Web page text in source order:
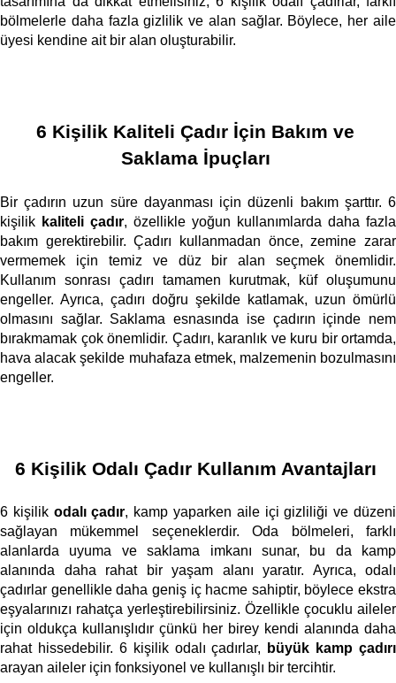
bölmelerle daha fazla gizlilik ve alan sağlar. Böylece, her aile
üyesi kendine ait bir alan oluşturabilir.
6 Kişilik Kaliteli Çadır İçin Bakım ve
Saklama İpuçları
Bir çadırın uzun süre dayanması için düzenli bakım şarttır. 6
kişilik kaliteli çadır, özellikle yoğun kullanımlarda daha fazla
bakım gerektirebilir. Çadırı kullanmadan önce, zemine zarar
vermemek için temiz ve düz bir alan seçmek önemlidir.
Kullanım sonrası çadırı tamamen kurutmak, küf oluşumunu
engeller. Ayrıca, çadırı doğru şekilde katlamak, uzun ömürlü
olmasını sağlar. Saklama esnasında ise çadırın içinde nem
bırakmamak çok önemlidir. Çadırı, karanlık ve kuru bir ortamda,
hava alacak şekilde muhafaza etmek, malzemenin bozulmasını
engeller.
6 Kişilik Odalı Çadır Kullanım Avantajları
6 kişilik odalı çadır, kamp yaparken aile içi gizliliği ve düzeni
sağlayan mükemmel seçeneklerdir. Oda bölmeleri, farklı
alanlarda uyuma ve saklama imkanı sunar, bu da kamp
alanında daha rahat bir yaşam alanı yaratır. Ayrıca, odalı
çadırlar genellikle daha geniş iç hacme sahiptir, böylece ekstra
eşyalarınızı rahatça yerleştirebilirsiniz. Özellikle çocuklu aileler
için oldukça kullanışlıdır çünkü her birey kendi alanında daha
rahat hissedebilir. 6 kişilik odalı çadırlar,
büyük kamp çadırı
arayan aileler için fonksiyonel ve kullanışlı bir tercihtir.